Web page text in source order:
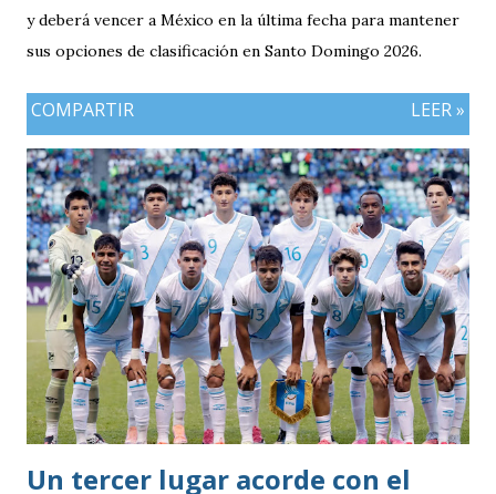
y deberá vencer a México en la última fecha para mantener
sus opciones de clasificación en Santo Domingo 2026.
COMPARTIR LEER »
Un tercer lugar acorde con el